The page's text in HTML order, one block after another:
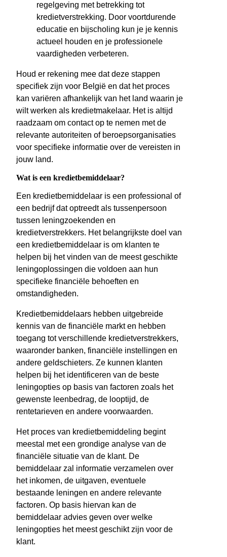
regelgeving met betrekking tot
kredietverstrekking. Door voortdurende
educatie en bijscholing kun je je kennis
actueel houden en je professionele
vaardigheden verbeteren.
Houd er rekening mee dat deze stappen
specifiek zijn voor België en dat het proces
kan variëren afhankelijk van het land waarin je
wilt werken als kredietmakelaar. Het is altijd
raadzaam om contact op te nemen met de
relevante autoriteiten of beroepsorganisaties
voor specifieke informatie over de vereisten in
jouw land.
Wat is een kredietbemiddelaar?
Een kredietbemiddelaar is een professional of
een bedrijf dat optreedt als tussenpersoon
tussen leningzoekenden en
kredietverstrekkers. Het belangrijkste doel van
een kredietbemiddelaar is om klanten te
helpen bij het vinden van de meest geschikte
leningoplossingen die voldoen aan hun
specifieke financiële behoeften en
omstandigheden.
Kredietbemiddelaars hebben uitgebreide
kennis van de financiële markt en hebben
toegang tot verschillende kredietverstrekkers,
waaronder banken, financiële instellingen en
andere geldschieters. Ze kunnen klanten
helpen bij het identificeren van de beste
leningopties op basis van factoren zoals het
gewenste leenbedrag, de looptijd, de
rentetarieven en andere voorwaarden.
Het proces van kredietbemiddeling begint
meestal met een grondige analyse van de
financiële situatie van de klant. De
bemiddelaar zal informatie verzamelen over
het inkomen, de uitgaven, eventuele
bestaande leningen en andere relevante
factoren. Op basis hiervan kan de
bemiddelaar advies geven over welke
leningopties het meest geschikt zijn voor de
klant.